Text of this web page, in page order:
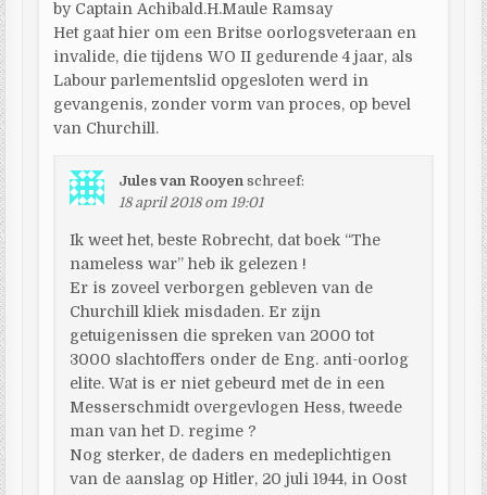
by Captain Achibald.H.Maule Ramsay
Het gaat hier om een Britse oorlogsveteraan en
invalide, die tijdens WO II gedurende 4 jaar, als
Labour parlementslid opgesloten werd in
gevangenis, zonder vorm van proces, op bevel
van Churchill.
Jules van Rooyen schreef:
18 april 2018 om 19:01
Ik weet het, beste Robrecht, dat boek “The
nameless war” heb ik gelezen !
Er is zoveel verborgen gebleven van de
Churchill kliek misdaden. Er zijn
getuigenissen die spreken van 2000 tot
3000 slachtoffers onder de Eng. anti-oorlog
elite. Wat is er niet gebeurd met de in een
Messerschmidt overgevlogen Hess, tweede
man van het D. regime ?
Nog sterker, de daders en medeplichtigen
van de aanslag op Hitler, 20 juli 1944, in Oost